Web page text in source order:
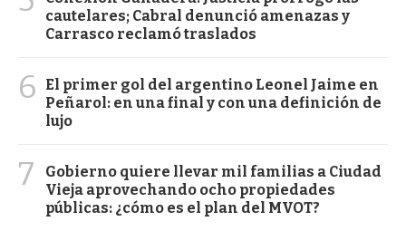
cautelares; Cabral denunció amenazas y
Carrasco reclamó traslados
6
El primer gol del argentino Leonel Jaime en
Peñarol: en una final y con una definición de
lujo
7
Gobierno quiere llevar mil familias a Ciudad
Vieja aprovechando ocho propiedades
públicas: ¿cómo es el plan del MVOT?